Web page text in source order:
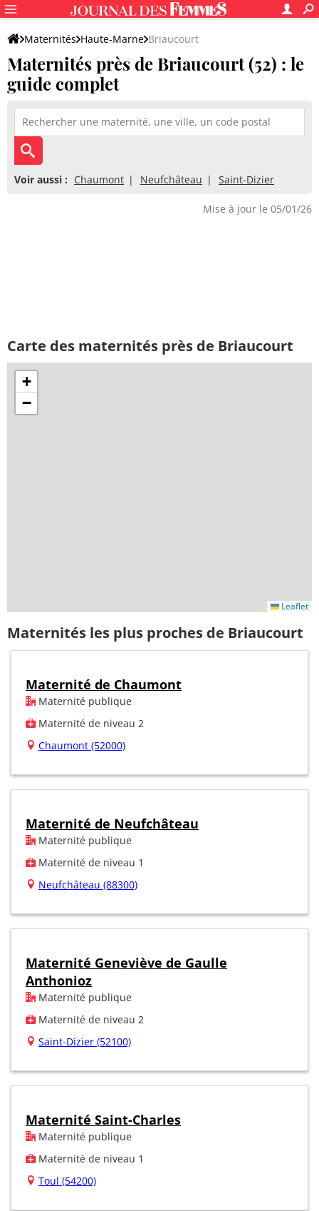
Maternités Haute-Marne Briaucourt
Maternités près de Briaucourt (52) : le
guide complet
Voir aussi : Chaumont Neufchâteau Saint-Dizier
Mise à jour le 05/01/26
Carte des maternités près de Briaucourt
+
−
Leaflet
Maternités les plus proches de Briaucourt
Maternité de Chaumont
Maternité publique
Maternité de niveau 2
Chaumont (52000)
Maternité de Neufchâteau
Maternité publique
Maternité de niveau 1
Neufchâteau (88300)
Maternité Geneviève de Gaulle
Anthonioz
Maternité publique
Maternité de niveau 2
Saint-Dizier (52100)
Maternité Saint-Charles
Maternité publique
Maternité de niveau 1
Toul (54200)